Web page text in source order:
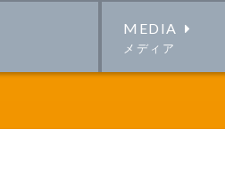
MEDIA
メディア